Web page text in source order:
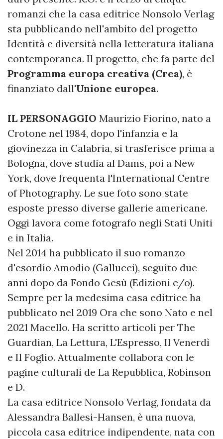
romanzi che la casa editrice Nonsolo Verlag
sta pubblicando nell'ambito del progetto
Identità e diversità nella letteratura italiana
contemporanea. Il progetto, che fa parte del
Programma europa creativa (Crea), è
finanziato dall'Unione europea.
IL PERSONAGGIO Maurizio Fiorino, nato a
Crotone nel 1984, dopo l'infanzia e la
giovinezza in Calabria, si trasferisce prima a
Bologna, dove studia al Dams, poi a New
York, dove frequenta l'International Centre
of Photography. Le sue foto sono state
esposte presso diverse gallerie americane.
Oggi lavora come fotografo negli Stati Uniti
e in Italia.
Nel 2014 ha pubblicato il suo romanzo
d'esordio Amodio (Gallucci), seguito due
anni dopo da Fondo Gesù (Edizioni e/o).
Sempre per la medesima casa editrice ha
pubblicato nel 2019 Ora che sono Nato e nel
2021 Macello. Ha scritto articoli per The
Guardian, La Lettura, L'Espresso, Il Venerdì
e Il Foglio. Attualmente collabora con le
pagine culturali de La Repubblica, Robinson
e D.
La casa editrice Nonsolo Verlag, fondata da
Alessandra Ballesi-Hansen, è una nuova,
piccola casa editrice indipendente, nata con